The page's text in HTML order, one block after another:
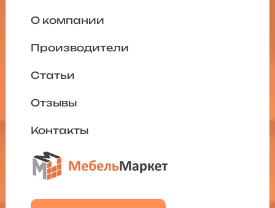
О компании
Производители
Статьи
Отзывы
Контакты